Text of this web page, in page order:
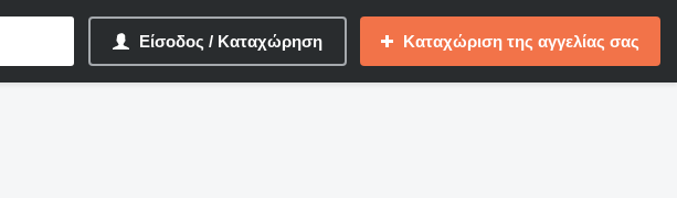
Είσοδος / Καταχώρηση Καταχώριση της αγγελίας σας